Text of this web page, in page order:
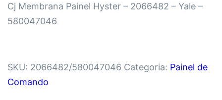
Cj Membrana Painel Hyster – 2066482 – Yale –
580047046
SKU: 2066482/580047046 Categoria: Painel de
Comando